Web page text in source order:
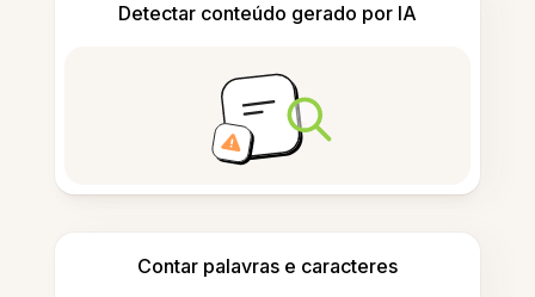
Detectar conteúdo gerado por IA
Contar palavras e caracteres